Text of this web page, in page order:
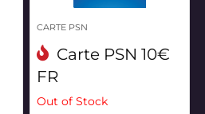
CARTE PSN
Carte PSN 10€
FR
Out of Stock